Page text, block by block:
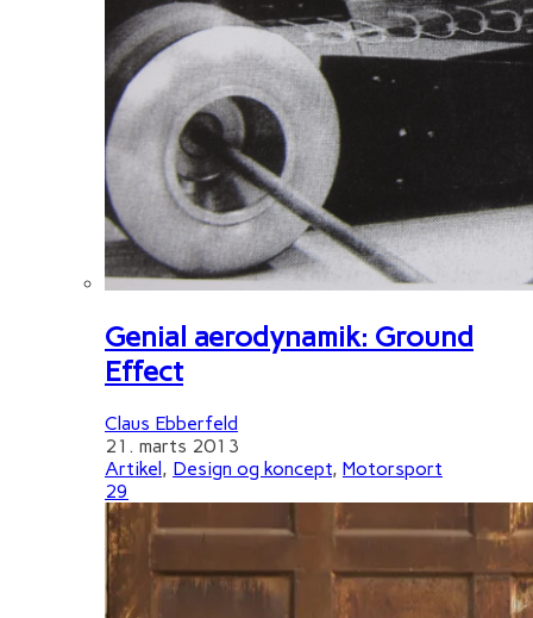
Genial aerodynamik: Ground
Effect
Claus Ebberfeld
21. marts 2013
Artikel, Design og koncept, Motorsport
29